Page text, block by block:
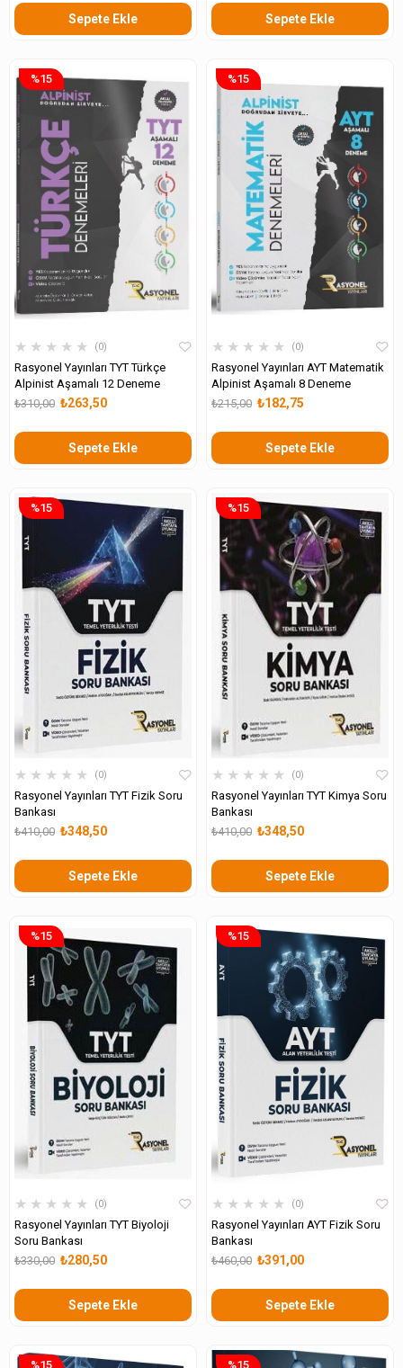
Sepete Ekle Sepete Ekle
★ ★ ★ ★ ★ 0
Rasyonel Yayınları TYT Türkçe
Alpinist Aşamalı 12 Deneme
₺263,50
₺310,00
Sepete Ekle
%15
★ ★ ★ ★ ★ 0
Rasyonel Yayınları AYT Matematik
Alpinist Aşamalı 8 Deneme
₺182,75
₺215,00
Sepete Ekle
%15
★ ★ ★ ★ ★ 0
Rasyonel Yayınları TYT Fizik Soru
Bankası
₺348,50
₺410,00
Sepete Ekle
%15
★ ★ ★ ★ ★ 0
Rasyonel Yayınları TYT Kimya Soru
Bankası
₺348,50
₺410,00
Sepete Ekle
%15
★ ★ ★ ★ ★ 0
Rasyonel Yayınları TYT Biyoloji
Soru Bankası
₺280,50
₺330,00
Sepete Ekle
%15
★ ★ ★ ★ ★ 0
Rasyonel Yayınları AYT Fizik Soru
Bankası
₺391,00
₺460,00
Sepete Ekle
%15
%15 %15